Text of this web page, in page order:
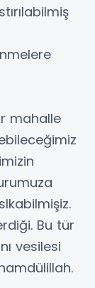
mahalle
Bu tür
vesilesi